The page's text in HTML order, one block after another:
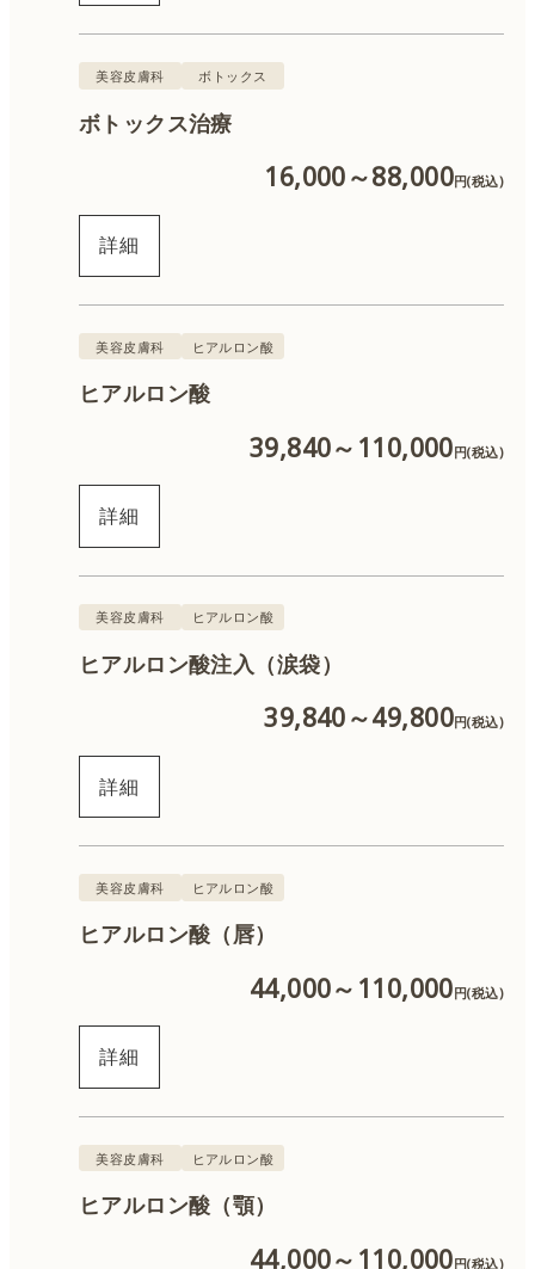
美容皮膚科 ボトックス
ボトックス治療
16,000～88,000円(税込)
詳細
美容皮膚科 ヒアルロン酸
ヒアルロン酸
39,840～110,000円(税込)
詳細
美容皮膚科 ヒアルロン酸
ヒアルロン酸注入（涙袋）
39,840～49,800円(税込)
詳細
美容皮膚科 ヒアルロン酸
ヒアルロン酸（唇）
44,000～110,000 円(税込)
詳細
美容皮膚科 ヒアルロン酸
ヒアルロン酸（顎）
44,000～110,000円(税込)